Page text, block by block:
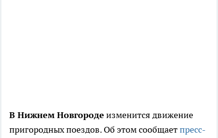
В Нижнем Новгороде изменится движение
пригородных поездов. Об этом сообщаетпресс-